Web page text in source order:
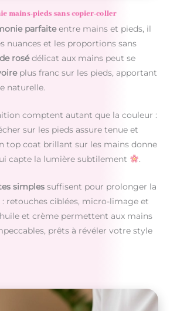
mains-pieds sans copier-coller
parfaiteentre mains et pieds, il
nuances et les proportions sans
rosédélicat aux mains peut se
plus franc sur les pieds, apportant
naturelle.
comptent autant que la couleur :
sur les pieds assure tenue et
top coat brillant sur les mains donne
capte la lumière subtilement
.
simples suffisent pour prolonger la
: retouches ciblées, micro-limage et
et crème permettent aux mains
prêts à révéler votre style